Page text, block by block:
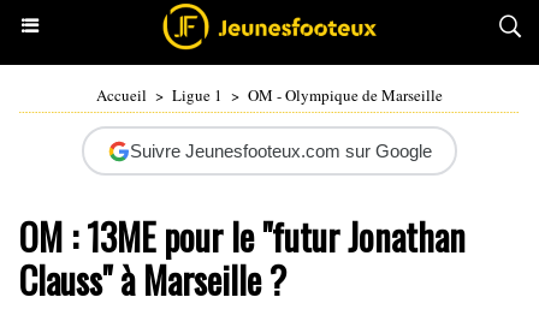
Accueil > Ligue 1 > OM - Olympique de Marseille
Suivre Jeunesfooteux.com sur Google
OM : 13ME pour le "futur Jonathan
Clauss" à Marseille ?